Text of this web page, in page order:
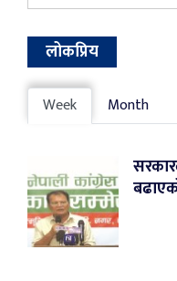
लोकप्रिय
Week Month